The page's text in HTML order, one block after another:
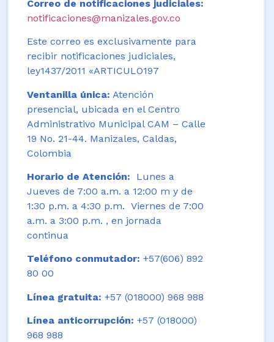
Correo de notificaciones judiciales:
notificaciones@manizales.gov.co
Este correo es exclusivamente para
recibir notificaciones judiciales,
ley1437/2011 «ARTICULO197
Ventanilla única: Atención
presencial, ubicada en el Centro
Administrativo Municipal CAM – Calle
19 No. 21-44. Manizales, Caldas,
Colombia
Horario de Atención:
Lunes a
Jueves de 7:00 a.m. a 12:00 m y de
1:30 p.m. a 4:30 p.m. Viernes de 7:00
a.m. a 3:00 p.m. , en jornada
continua
Teléfono conmutador: +57(606) 892
80 00
Línea gratuita: +57 (018000) 968 988
Línea anticorrupción: +57 (018000)
968 988